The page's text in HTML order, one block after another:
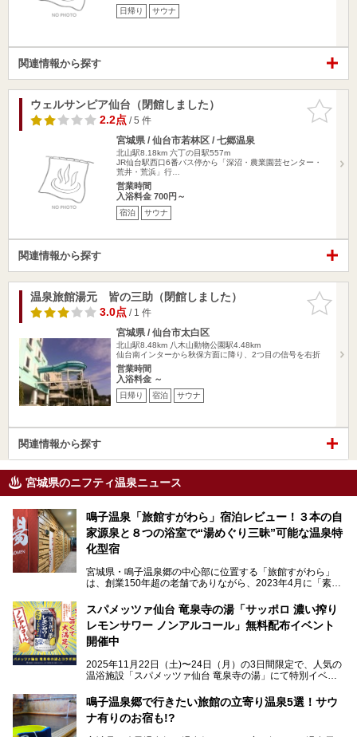
日帰り サウナ
関連情報から探す
お気に入
りに追加
ウェルサンピア仙台（閉館しました）
2.2点/ 5 件
宮城県 / 仙台市若林区 / 七郷温泉
北山駅8.18km 六丁の目駅557m
JR仙台駅西口6番バス停から「深沼・農業園芸センター・
荒井・荒浜」行…
営業時間
入浴料金 700円～
宿泊 サウナ
関連情報から探す
お気に入
りに追加
温泉旅館湯元 皆の三助（閉館しました）
3.0点/ 1 件
宮城県 / 仙台市太白区
北山駅8.48km 八木山動物公園駅4.48km
仙台南インターから秋保方面に降り、2つ目の信号を右折
営業時間
入浴料金 ～
日帰り 宿泊 サウナ
関連情報から探す
宮城県のニフティ温泉ニュース
鳴子温泉「旅館すがわら」宿泊レビュー！３本の自
家源泉と８つの浴室で“湯めぐり三昧”可能な温泉特
化型宿
宮城県・鳴子温泉郷の中心部に位置する「旅館すがわら」
は、創業150年超の老舗でありながら、2023年4月に「素泊
を利用したサウナも新設され、温泉ファン・サウナ―双方に
注目のスポットです。
特筆すべきは、館内で完結する圧倒的な「湯めぐり」のバリ
エーション。“温泉のデパート”・“東の横綱”と称される鳴子
温泉郷の中でも、3本の異なる自家源泉を使い分けるその実
力は折り紙付き。実際に宿泊した筆者が、“温泉”を中心にそ
の全貌を詳細レビューします！
スパメッツァ仙台 竜泉寺の湯「サッポロ 濃い搾り
レモンサワー ノンアルコール」無料配布イベント
開催中
2025年11月22日（土)〜24日（月）の3日間限定で、人気の
温浴施設「スパメッツァ仙台 竜泉寺の湯」にて特別イベン
「サッポロ 濃い搾りレモンサワー ノンアルコール」を無料
配布します。さらにSNS投稿で「サッポロ 濃い搾りグレフ
ルサワー ノンアルコール」もプレゼント。湯上がりにぴっ
鳴子温泉郷で行きたい旅館の立寄り温泉5選！サウ
ナ有りのお宿も!?